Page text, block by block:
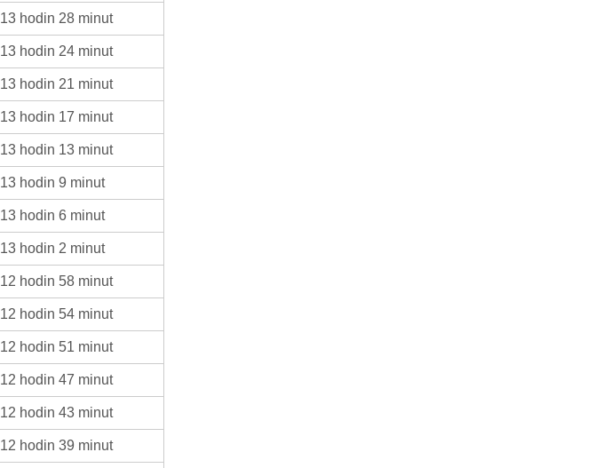
13 hodin 28 minut
13 hodin 24 minut
13 hodin 21 minut
13 hodin 17 minut
13 hodin 13 minut
13 hodin 9 minut
13 hodin 6 minut
13 hodin 2 minut
12 hodin 58 minut
12 hodin 54 minut
12 hodin 51 minut
12 hodin 47 minut
12 hodin 43 minut
12 hodin 39 minut